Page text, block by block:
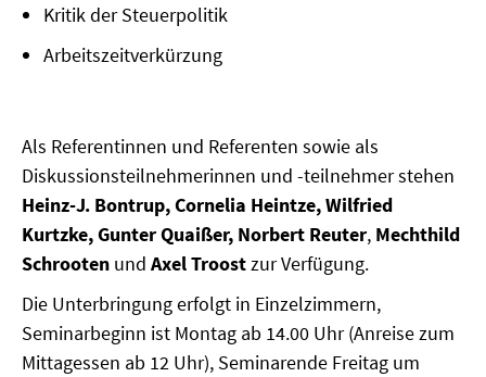
SOMMERSCHULE 2023
SOMMERSCHULE 2021
SOMMERSCHULE 2020
SOMMERSCHULE 2019
SOMMERSCHULE 2018
SOMMERSCHULE 2017
Kritik der Steuerpolitik
Arbeitszeitverkürzung
Als Referentinnen und Referenten sowie als
Diskussionsteilnehmerinnen und -teilnehmer stehen
Heinz-J. Bontrup, Cornelia Heintze, Wilfried
Kurtzke, Gunter Quaißer, Norbert Reuter, Mechthild
Schrooten und Axel Troostzur Verfügung.
Die Unterbringung erfolgt in Einzelzimmern,
Seminarbeginn ist Montag ab 14.00 Uhr (Anreise zum
Mittagessen ab 12 Uhr), Seminarende Freitag um